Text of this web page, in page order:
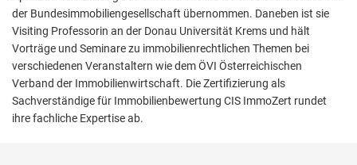
der Bundesimmobiliengesellschaft übernommen. Daneben ist sie
Visiting Professorin an der Donau Universität Krems und hält
Vorträge und Seminare zu immobilienrechtlichen Themen bei
verschiedenen Veranstaltern wie dem ÖVI Österreichischen
Verband der Immobilienwirtschaft. Die Zertifizierung als
Sachverständige für Immobilienbewertung CIS ImmoZert rundet
ihre fachliche Expertise ab.